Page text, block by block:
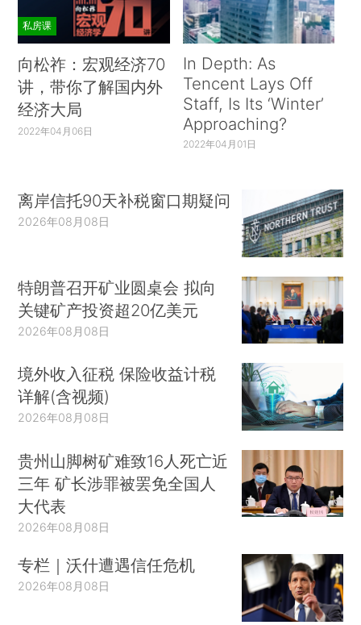
私房课
向松祚：宏观经济70
讲，带你了解国内外
经济大局
2022年04月06日
In Depth: As
Tencent Lays Off
Staff, Is Its ‘Winter’
Approaching?
2022年04月01日
离岸信托90天补税窗口期疑问
2026年08月08日
特朗普召开矿业圆桌会 拟向
关键矿产投资超20亿美元
2026年08月08日
境外收入征税 保险收益计税
详解(含视频)
2026年08月08日
贵州山脚树矿难致16人死亡近
三年 矿长涉罪被罢免全国人
大代表
2026年08月08日
专栏｜沃什遭遇信任危机
2026年08月08日